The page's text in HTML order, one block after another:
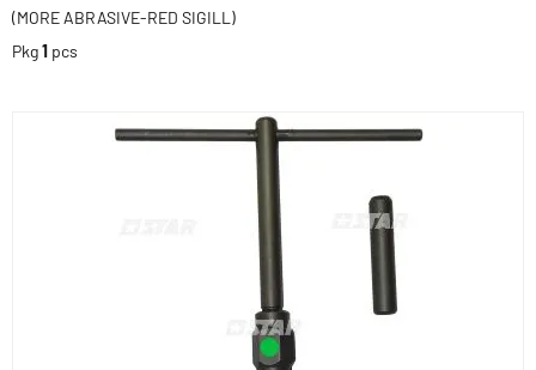
(MORE ABRASIVE-RED SIGILL)
Pkg1 pcs